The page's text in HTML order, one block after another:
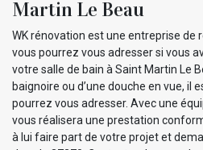
Martin Le Beau
WK rénovation est une entreprise de
vous pourrez vous adresser si vous
votre salle de bain à Saint Martin Le
baignoire ou d’une douche en vue, il
pourrez vous adresser. Avec une
vous réalisera une prestation
à lui faire part de votre projet et